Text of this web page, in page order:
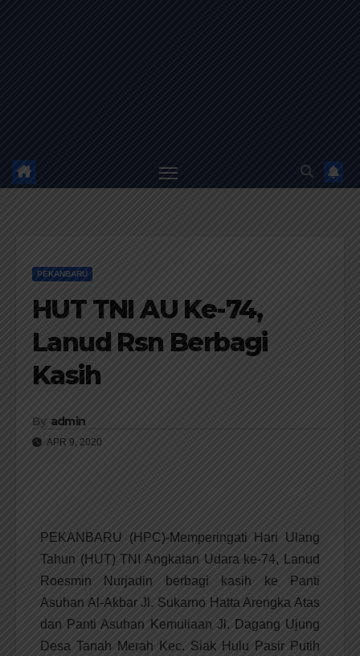
PEKANBARU
HUT TNI AU Ke-74,
Lanud Rsn Berbagi
Kasih
By admin
APR 9, 2020
PEKANBARU (HPC)-Memperingati Hari Ulang
Tahun (HUT) TNI Angkatan Udara ke-74, Lanud
Roesmin Nurjadin berbagi kasih ke Panti
Asuhan Al-Akbar Jl. Sukarno Hatta Arengka Atas
dan Panti Asuhan Kemuliaan Jl. Dagang Ujung
Desa Tanah Merah Kec. Siak Hulu Pasir Putih